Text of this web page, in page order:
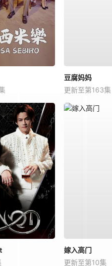
豆腐妈妈
更新至第163集
嫁入高门
更新至第10集